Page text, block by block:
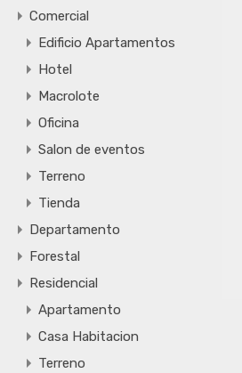
Comercial
Edificio Apartamentos
Hotel
Macrolote
Oficina
Salon de eventos
Terreno
Tienda
Departamento
Forestal
Residencial
Apartamento
Casa Habitacion
Terreno